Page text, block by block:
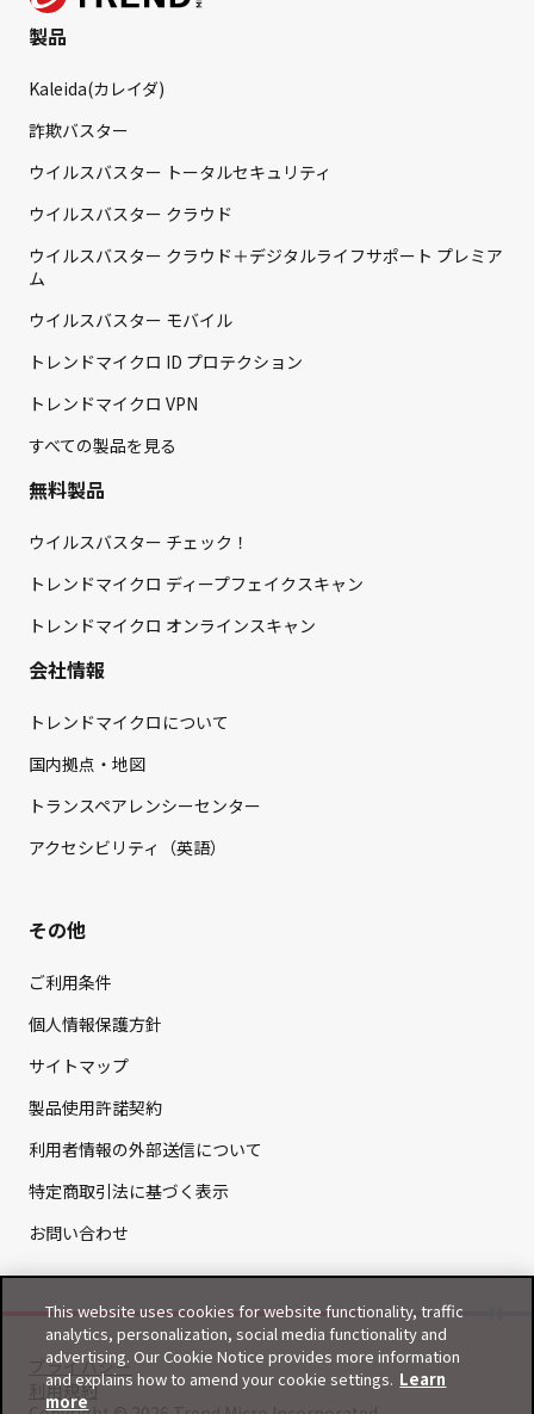
製品
Kaleida(カレイダ)
詐欺バスター
ウイルスバスター トータルセキュリティ
ウイルスバスター クラウド
ウイルスバスター クラウド＋デジタルライフサポート プレミア
ム
ウイルスバスター モバイル
トレンドマイクロ ID プロテクション
トレンドマイクロ VPN
すべての製品を見る
無料製品
ウイルスバスター チェック！
トレンドマイクロ ディープフェイクスキャン
トレンドマイクロ オンラインスキャン
会社情報
トレンドマイクロについて
国内拠点・地図
トランスペアレンシーセンター
アクセシビリティ（英語）
その他
ご利用条件
個人情報保護方針
サイトマップ
製品使用許諾契約
利用者情報の外部送信について
特定商取引法に基づく表示
お問い合わせ
プライバシー
利用規約
This website uses cookies for website functionality, traffic
analytics, personalization, social media functionality and
advertising. Our Cookie Notice provides more information
and explains how to amend your cookie settings. Learn
more